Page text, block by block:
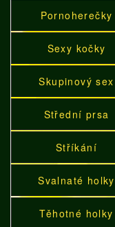
Pornoherečky
Sexy kočky
Skupinový sex
Střední prsa
Stříkání
Svalnaté holky
Těhotné holky